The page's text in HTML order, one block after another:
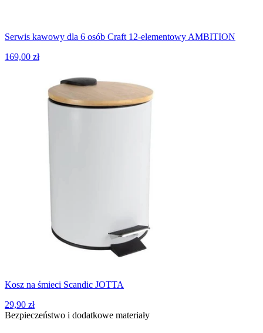
Serwis kawowy dla 6 osób Craft 12-elementowy AMBITION
169,00 zł
Kosz na śmieci Scandic JOTTA
29,90 zł
Bezpieczeństwo i dodatkowe materiały